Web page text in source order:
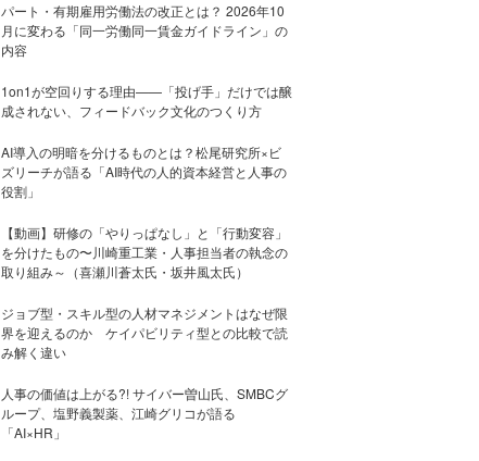
パート・有期雇用労働法の改正とは？ 2026年10
月に変わる「同一労働同一賃金ガイドライン」の
内容
1on1が空回りする理由——「投げ手」だけでは醸
成されない、フィードバック文化のつくり方
AI導入の明暗を分けるものとは？松尾研究所×ビ
ズリーチが語る「AI時代の人的資本経営と人事の
役割」
【動画】研修の「やりっぱなし」と「行動変容」
を分けたもの〜川崎重工業・人事担当者の執念の
取り組み～（喜瀬川蒼太氏・坂井風太氏）
ジョブ型・スキル型の人材マネジメントはなぜ限
界を迎えるのか ケイパビリティ型との比較で読
み解く違い
人事の価値は上がる?! サイバー曽山氏、SMBCグ
ループ、塩野義製薬、江崎グリコが語る
「AI×HR」